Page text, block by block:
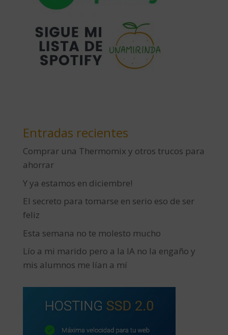
Entradas recientes
Comprar una Thermomix y otros trucos para
ahorrar
Y ya estamos en diciembre!
El secreto para tomarse en serio eso de ser
feliz
Esta semana no te molesto mucho
Lío a mi marido pero a la IA no la engaño y
mis alumnos me lían a mí